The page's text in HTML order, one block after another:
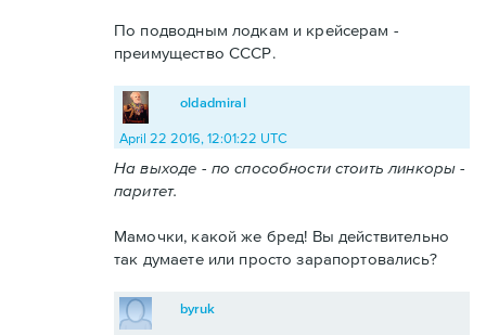
По подводным лодкам и крейсерам -
преимущество СССР.
oldadmiral
April 22 2016, 12:01:22 UTC
На выходе - по способности стоить линкоры -
паритет.
Мамочки, какой же бред! Вы действительно
так думаете или просто зарапортовались?
byruk